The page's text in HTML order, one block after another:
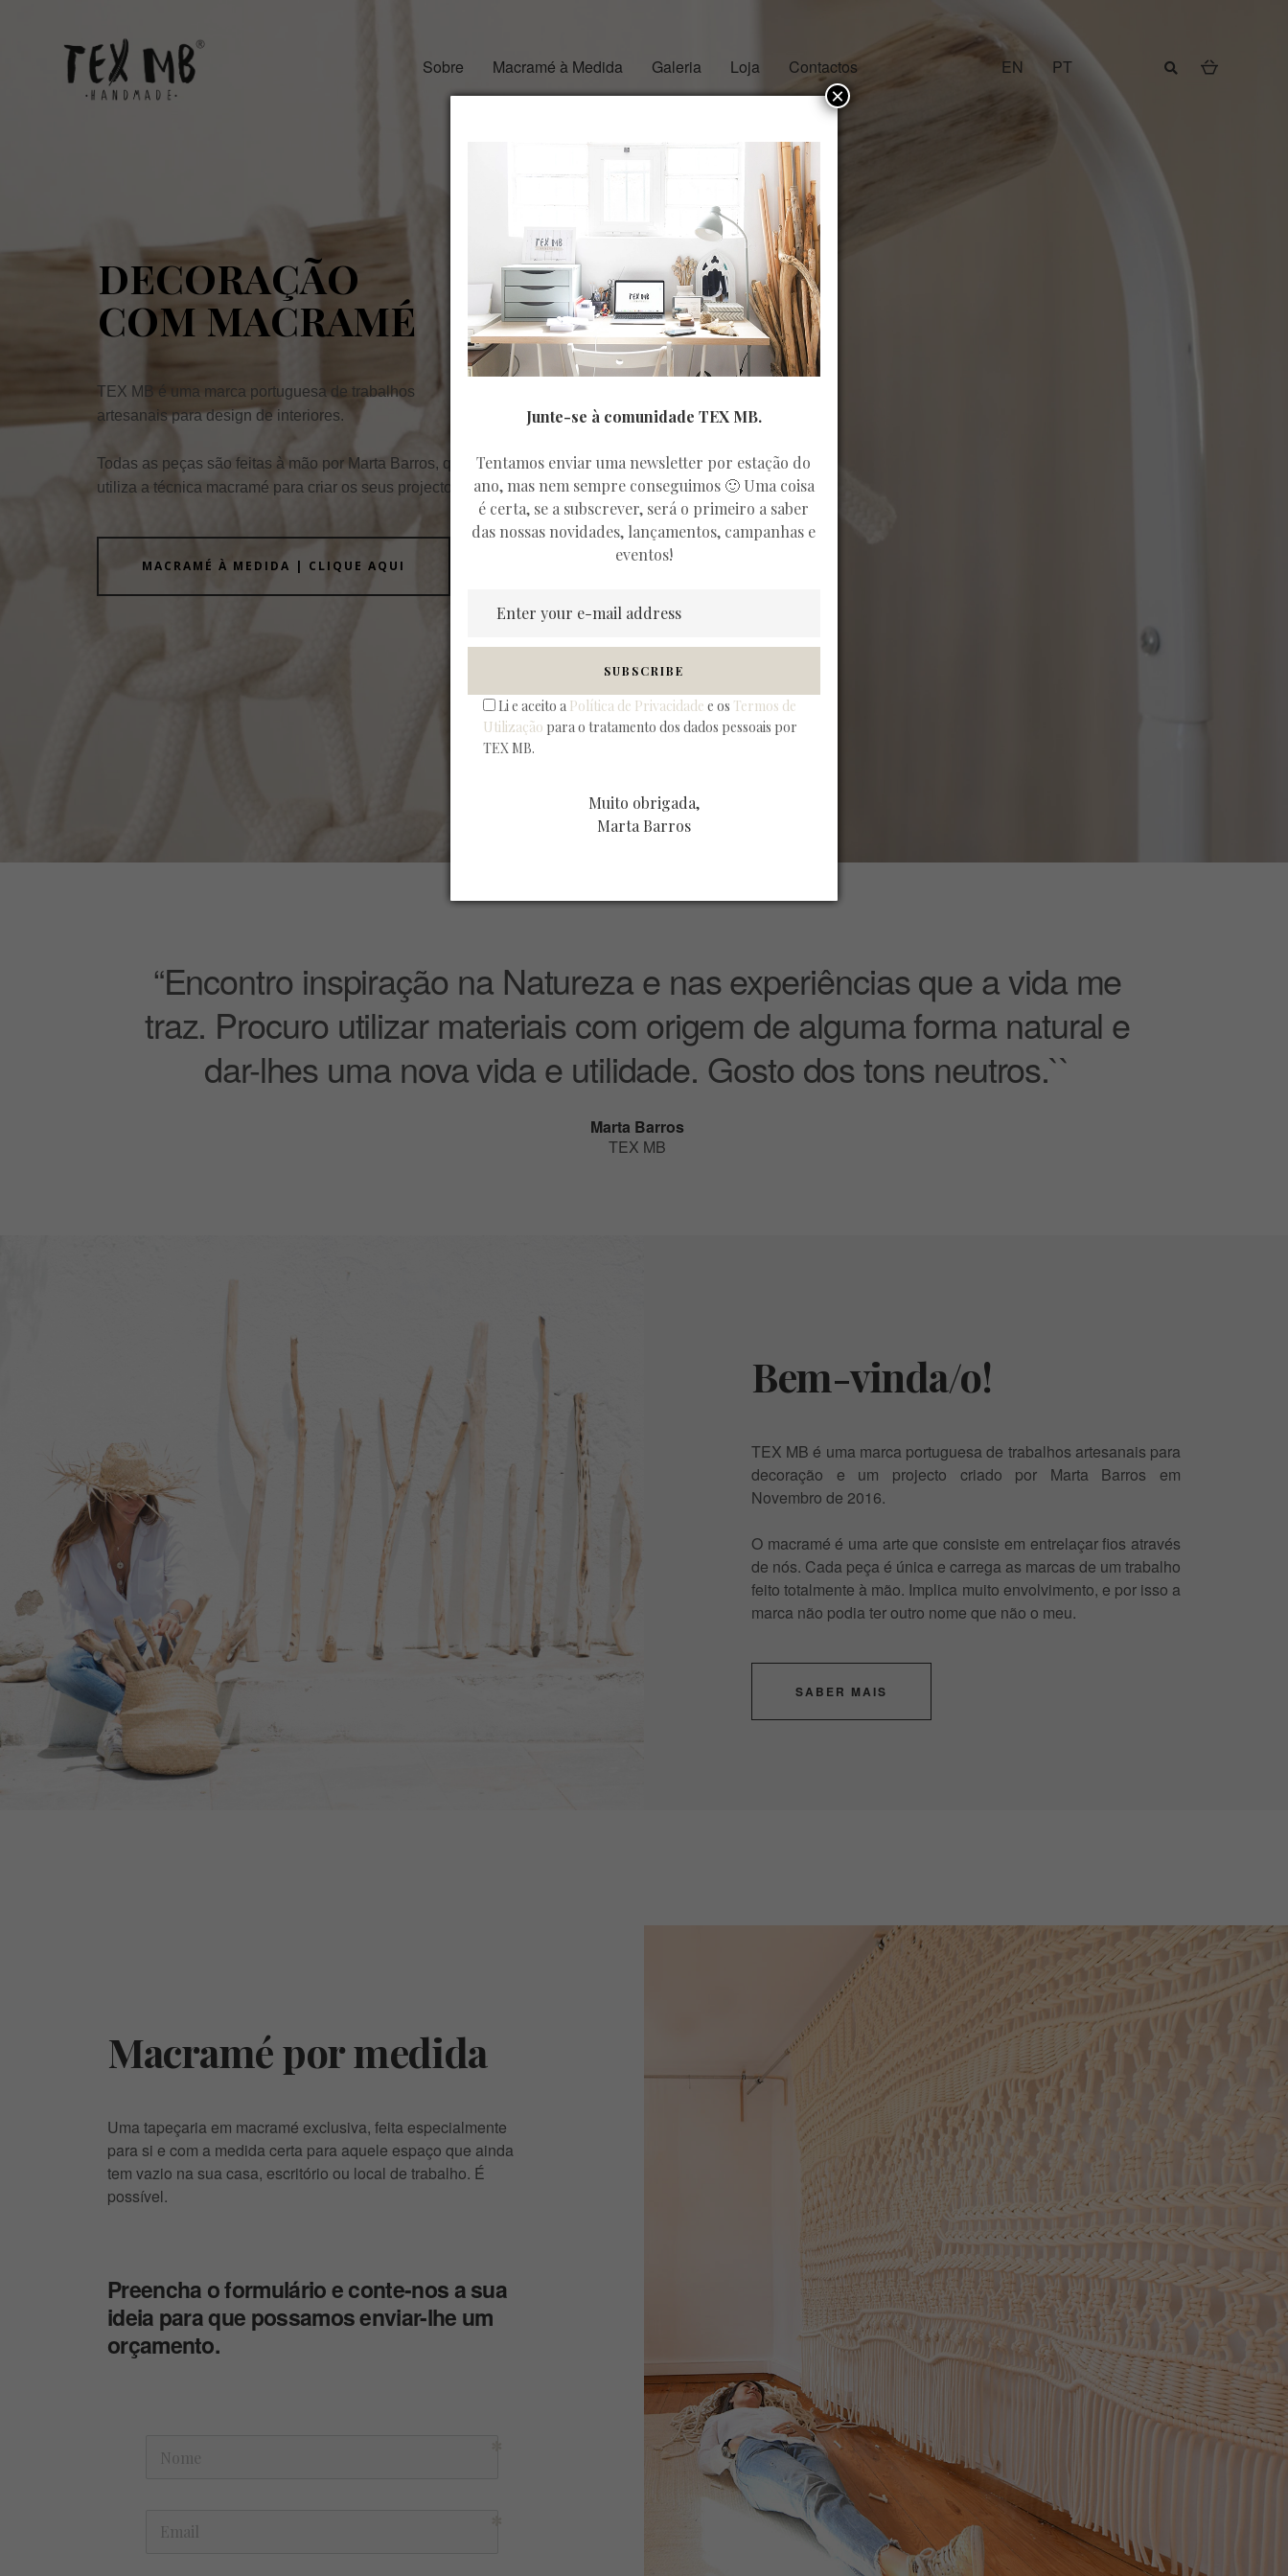
Sobre Macramé à Medida Galeria Loja Contactos EN PT
DECORAÇÃO
COM MACRAMÉ
TEX MB é uma marca portuguesa de trabalhos
artesanais para design de interiores.
Todas as peças são feitas à mão por Marta Barros, que
utiliza a técnica macramé para criar os seus projectos.
MACRAMÉ À MEDIDA | CLIQUE AQUI
“Encontro inspiração na Natureza e nas experiências que a vida me
traz. Procuro utilizar materiais com origem de alguma forma natural e
dar-lhes uma nova vida e utilidade. Gosto dos tons neutros.``
Marta Barros
TEX MB
Bem-vinda/o!
TEX MB é uma marca portuguesa de trabalhos artesanais para
decoração e um projecto criado por Marta Barros em
Novembro de 2016.
O macramé é uma arte que consiste em entrelaçar fios através
de nós. Cada peça é única e carrega as marcas de um trabalho
feito totalmente à mão. Implica muito envolvimento, e por isso a
marca não podia ter outro nome que não o meu.
SABER MAIS
Macramé por medida
Uma tapeçaria em macramé exclusiva, feita especialmente
para si e com a medida certa para aquele espaço que ainda
tem vazio na sua casa, escritório ou local de trabalho. É
possível.
Preencha o formulário e conte-nos a sua
ideia para que possamos enviar-lhe um
orçamento.
Junte-se à comunidade TEX MB.
Tentamos enviar uma newsletter por estação do
ano, mas nem sempre conseguimos 🙂 Uma coisa
é certa, se a subscrever, será o primeiro a saber
das nossas novidades, lançamentos, campanhas e
eventos!
Li e aceito a Política de Privacidade e os Termos de
Utilização para o tratamento dos dados pessoais por
TEX MB.
Muito obrigada,
Marta Barros
×